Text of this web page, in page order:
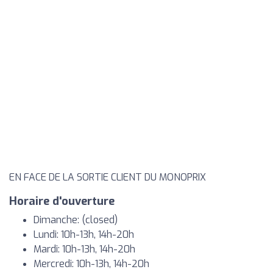
EN FACE DE LA SORTIE CLIENT DU MONOPRIX
Horaire d'ouverture
Dimanche: (closed)
Lundi: 10h-13h, 14h-20h
Mardi: 10h-13h, 14h-20h
Mercredi: 10h-13h, 14h-20h